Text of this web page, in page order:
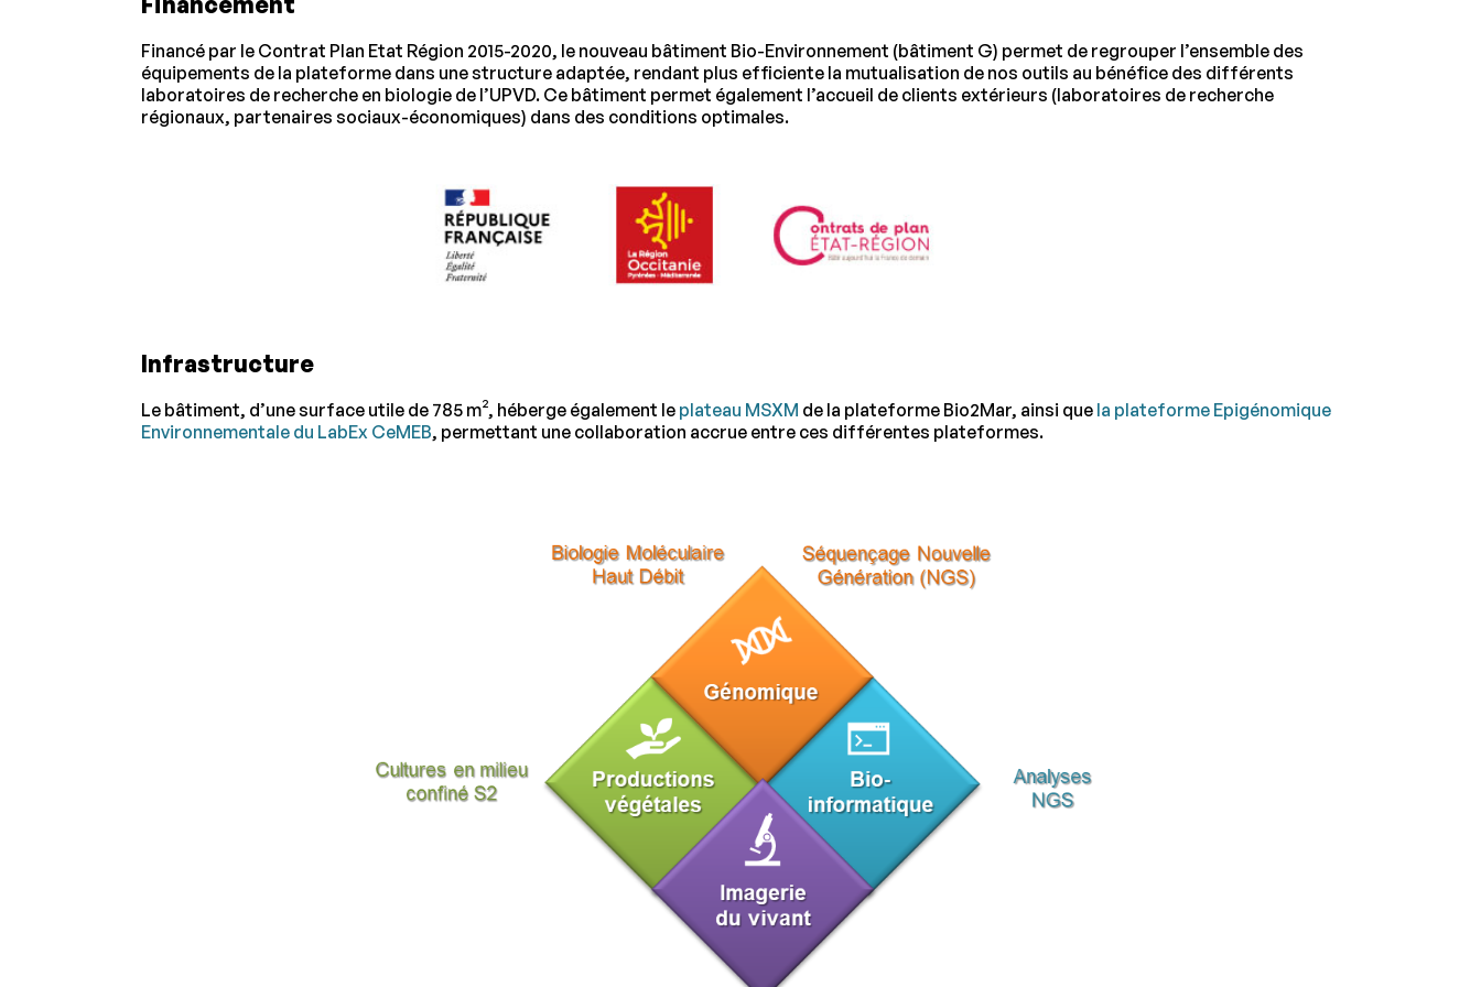
Financé par le Contrat Plan Etat Région 2015-2020, le nouveau bâtiment Bio-Environnement (bâtiment G) permet de regrouper l’ensemble des
équipements de la plateforme dans une structure adaptée, rendant plus efficiente la mutualisation de nos outils au bénéfice des différents
laboratoires de recherche en biologie de l’UPVD. Ce bâtiment permet également l’accueil de clients extérieurs (laboratoires de recherche
régionaux, partenaires sociaux-économiques) dans des conditions optimales.
Infrastructure
Le bâtiment, d’une surface utile de 785 m², héberge également le plateau MSXM de la plateforme Bio2Mar, ainsi que la plateforme Epigénomique
Environnementale du LabEx CeMEB, permettant une collaboration accrue entre ces différentes plateformes.